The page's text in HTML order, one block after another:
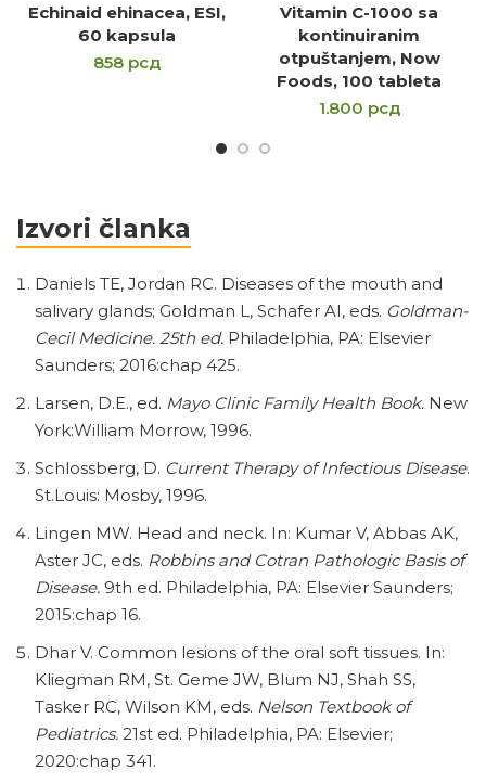
Echinaid ehinacea, ESI,
60 kapsula
858 рсд
Vitamin C-1000 sa
kontinuiranim
otpuštanjem, Now
Foods, 100 tableta
1.800 рсд
Izvori članka
Daniels TE, Jordan RC. Diseases of the mouth and
salivary glands; Goldman L, Schafer AI, eds. Goldman-
Cecil Medicine. 25th ed. Philadelphia, PA: Elsevier
Saunders; 2016:chap 425.
Larsen, D.E., ed. Mayo Clinic Family Health Book. New
York:William Morrow, 1996.
Schlossberg, D. Current Therapy of Infectious Disease.
St.Louis: Mosby, 1996.
Lingen MW. Head and neck. In: Kumar V, Abbas AK,
Aster JC, eds. Robbins and Cotran Pathologic Basis of
Disease. 9th ed. Philadelphia, PA: Elsevier Saunders;
2015:chap 16.
Dhar V. Common lesions of the oral soft tissues. In:
Kliegman RM, St. Geme JW, Blum NJ, Shah SS,
Tasker RC, Wilson KM, eds. Nelson Textbook of
Pediatrics. 21st ed. Philadelphia, PA: Elsevier;
2020:chap 341.